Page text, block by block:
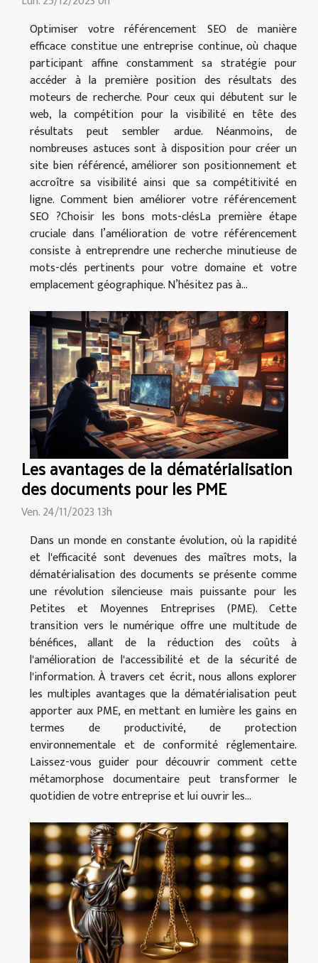
Optimiser votre référencement SEO de manière
efficace constitue une entreprise continue, où chaque
participant affine constamment sa stratégie pour
accéder à la première position des résultats des
moteurs de recherche. Pour ceux qui débutent sur le
web, la compétition pour la visibilité en tête des
résultats peut sembler ardue. Néanmoins, de
nombreuses astuces sont à disposition pour créer un
site bien référencé, améliorer son positionnement et
accroître sa visibilité ainsi que sa compétitivité en
ligne. Comment bien améliorer votre référencement
SEO ?Choisir les bons mots-clésLa première étape
cruciale dans l’amélioration de votre référencement
consiste à entreprendre une recherche minutieuse de
mots-clés pertinents pour votre domaine et votre
emplacement géographique. N’hésitez pas à...
Les avantages de la dématérialisation
des documents pour les PME
Ven. 24/11/2023 13h
Dans un monde en constante évolution, où la rapidité
et l'efficacité sont devenues des maîtres mots, la
dématérialisation des documents se présente comme
une révolution silencieuse mais puissante pour les
Petites et Moyennes Entreprises (PME). Cette
transition vers le numérique offre une multitude de
bénéfices, allant de la réduction des coûts à
l'amélioration de l'accessibilité et de la sécurité de
l'information. À travers cet écrit, nous allons explorer
les multiples avantages que la dématérialisation peut
apporter aux PME, en mettant en lumière les gains en
termes de productivité, de protection
environnementale et de conformité réglementaire.
Laissez-vous guider pour découvrir comment cette
métamorphose documentaire peut transformer le
quotidien de votre entreprise et lui ouvrir les...